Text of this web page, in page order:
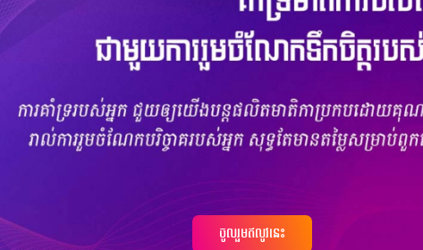
ាន​រៀបចំដោយ​ក្រសួង​ប្រៃសណីយ៍ និងទូរគមនាគមន៍ ​ហើយ​ដាក់ឱ្យប្រើប្រាស់​ ប្រព័ន្ធ​
ស្រួល​សម្រាប់​អ្នក​ស្នើសុំ ដែល​ជារូបវន្ត​បុគ្គល សហគ្រាស​ពាណិជ្ជកម្ម ក្រុមហ៊ុន អង្គការ
.net.kh, .org.kh ឬ .edu.kh។
ចូលរួមឥលូវនេះ